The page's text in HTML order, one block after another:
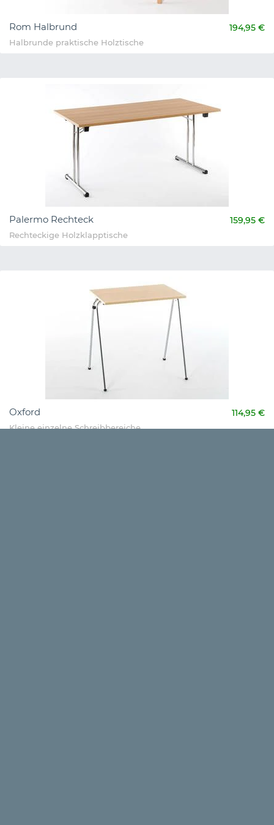
Rom Halbrund 194,95 €
Halbrunde praktische Holztische
Palermo Rechteck 159,95 €
Rechteckige Holzklapptische
Oxford 114,95 €
Kleine einzelne Schreibbereiche